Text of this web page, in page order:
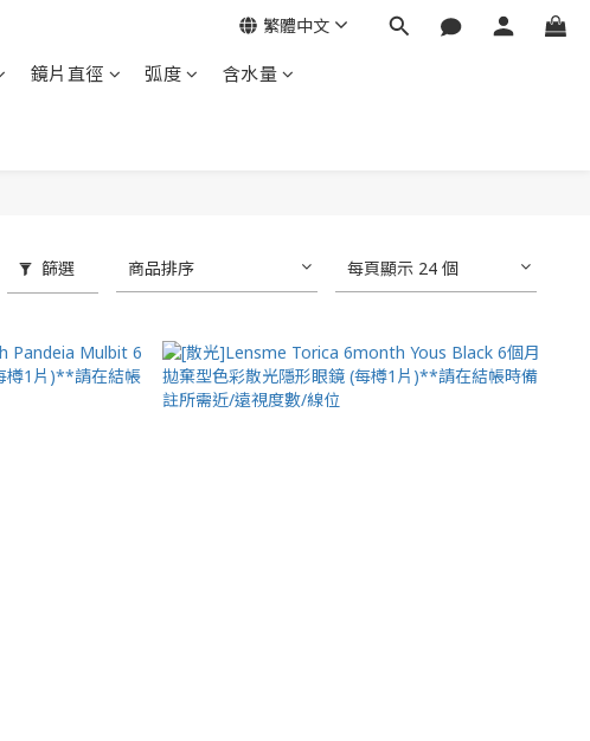
鏡片直徑 弧度 含水量
繁體中文
篩選 商品排序 每頁顯示 24 個